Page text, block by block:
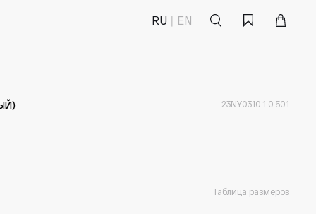
RU EN Поиск ИзбранноеКорзина
23NY0310.1.0.501
Таблица размеров